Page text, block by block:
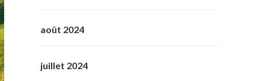
août 2024
juillet 2024